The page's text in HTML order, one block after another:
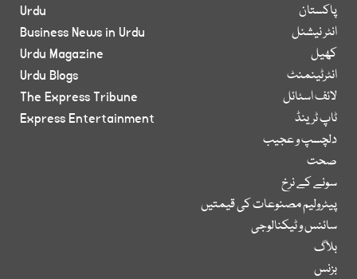
پاکستان
انٹر نیشنل
کھیل
انٹرٹینمنٹ
لائف اسٹائل
ٹاپ ٹرینڈ
دلچسپ و عجیب
صحت
سونے کے نرخ
پیٹرولیم مصنوعات کی قیمتیں
سائنس و ٹیکنالوجی
بلاگ
بزنس
Urdu
Business News in Urdu
Urdu Magazine
Urdu Blogs
The Express Tribune
Express Entertainment